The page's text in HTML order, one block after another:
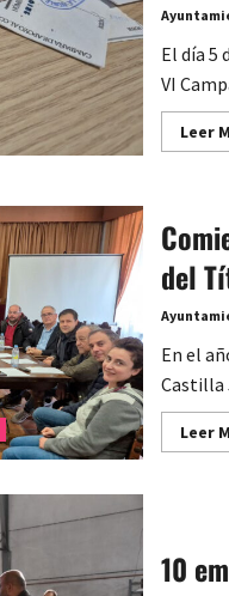
El día 5
VI
Leer
del
En el
Castilla
Leer
10